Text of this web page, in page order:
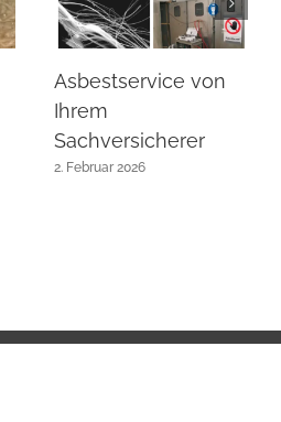
Asbestservice von
Ihrem
Sachversicherer
2. Februar 2026